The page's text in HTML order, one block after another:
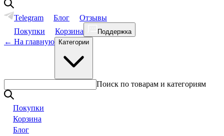
Telegram Блог
Отзывы
Покупки
Корзина Поддержка
← На главную Категории
Поиск по товарам и категориям
Покупки
Корзина
Блог